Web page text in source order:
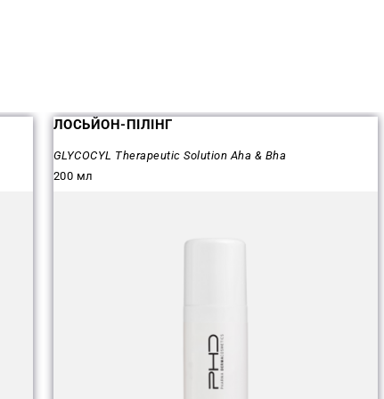
ЛОСЬЙОН-ПІЛІНГ
GLYCOCYL Therapeutic Solution Aha & Bha
200 мл